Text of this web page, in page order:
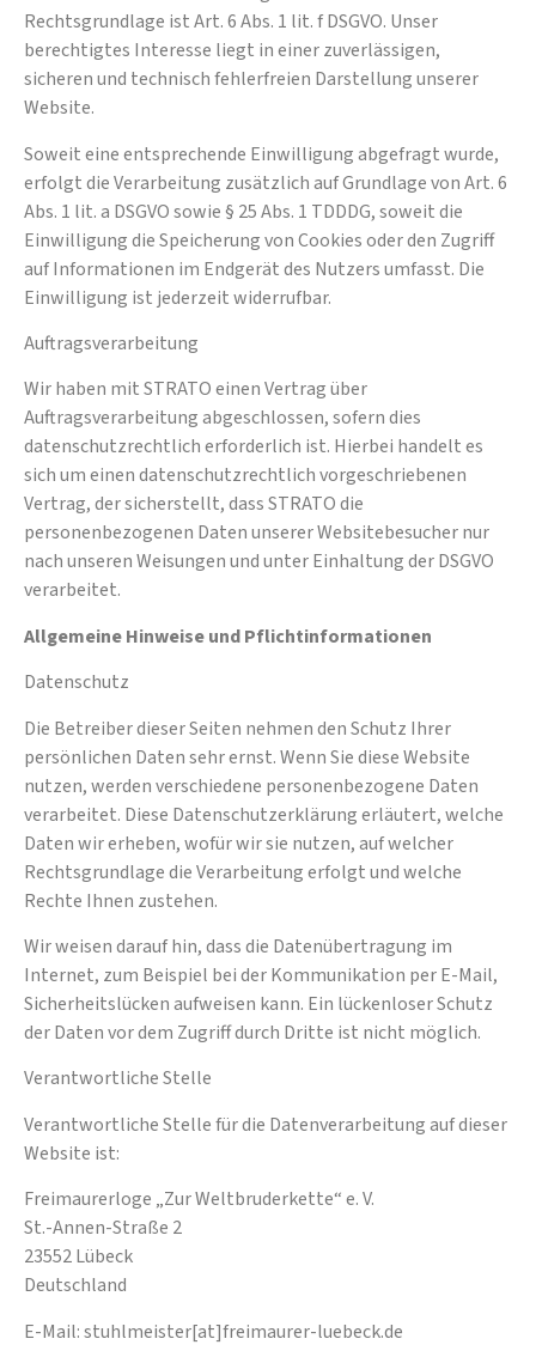
Rechtsgrundlage ist Art. 6 Abs. 1 lit. f DSGVO. Unser
berechtigtes Interesse liegt in einer zuverlässigen,
sicheren und technisch fehlerfreien Darstellung unserer
Website.
Soweit eine entsprechende Einwilligung abgefragt wurde,
erfolgt die Verarbeitung zusätzlich auf Grundlage von Art. 6
Abs. 1 lit. a DSGVO sowie § 25 Abs. 1 TDDDG, soweit die
Einwilligung die Speicherung von Cookies oder den Zugriff
auf Informationen im Endgerät des Nutzers umfasst. Die
Einwilligung ist jederzeit widerrufbar.
Auftragsverarbeitung
Wir haben mit STRATO einen Vertrag über
Auftragsverarbeitung abgeschlossen, sofern dies
datenschutzrechtlich erforderlich ist. Hierbei handelt es
sich um einen datenschutzrechtlich vorgeschriebenen
Vertrag, der sicherstellt, dass STRATO die
personenbezogenen Daten unserer Websitebesucher nur
nach unseren Weisungen und unter Einhaltung der DSGVO
verarbeitet.
Allgemeine Hinweise und Pflichtinformationen
Datenschutz
Die Betreiber dieser Seiten nehmen den Schutz Ihrer
persönlichen Daten sehr ernst. Wenn Sie diese Website
nutzen, werden verschiedene personenbezogene Daten
verarbeitet. Diese Datenschutzerklärung erläutert, welche
Daten wir erheben, wofür wir sie nutzen, auf welcher
Rechtsgrundlage die Verarbeitung erfolgt und welche
Rechte Ihnen zustehen.
Wir weisen darauf hin, dass die Datenübertragung im
Internet, zum Beispiel bei der Kommunikation per E-Mail,
Sicherheitslücken aufweisen kann. Ein lückenloser Schutz
der Daten vor dem Zugriff durch Dritte ist nicht möglich.
Verantwortliche Stelle
Verantwortliche Stelle für die Datenverarbeitung auf dieser
Website ist:
Freimaurerloge „Zur Weltbruderkette“ e. V.
St.-Annen-Straße 2
23552 Lübeck
Deutschland
E-Mail: stuhlmeister[at]freimaurer-luebeck.de